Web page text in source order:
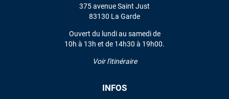
375 avenue Saint Just
83130 La Garde
Ouvert du lundi au samedi de
10h à 13h et de 14h30 à 19h00.
Voir l'itinéraire
INFOS